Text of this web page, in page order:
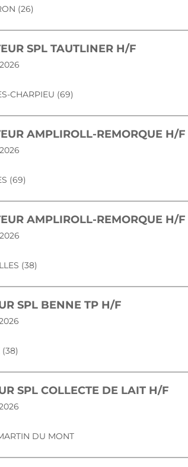
(26)
SPL TAUTLINER H/F
CHARPIEU (69)
AMPLIROLL-REMORQUE H/F
(69)
AMPLIROLL-REMORQUE H/F
(38)
SPL BENNE TP H/F(NOUVELLE
(38)
SPL COLLECTE DE LAIT H/F
DU MONT